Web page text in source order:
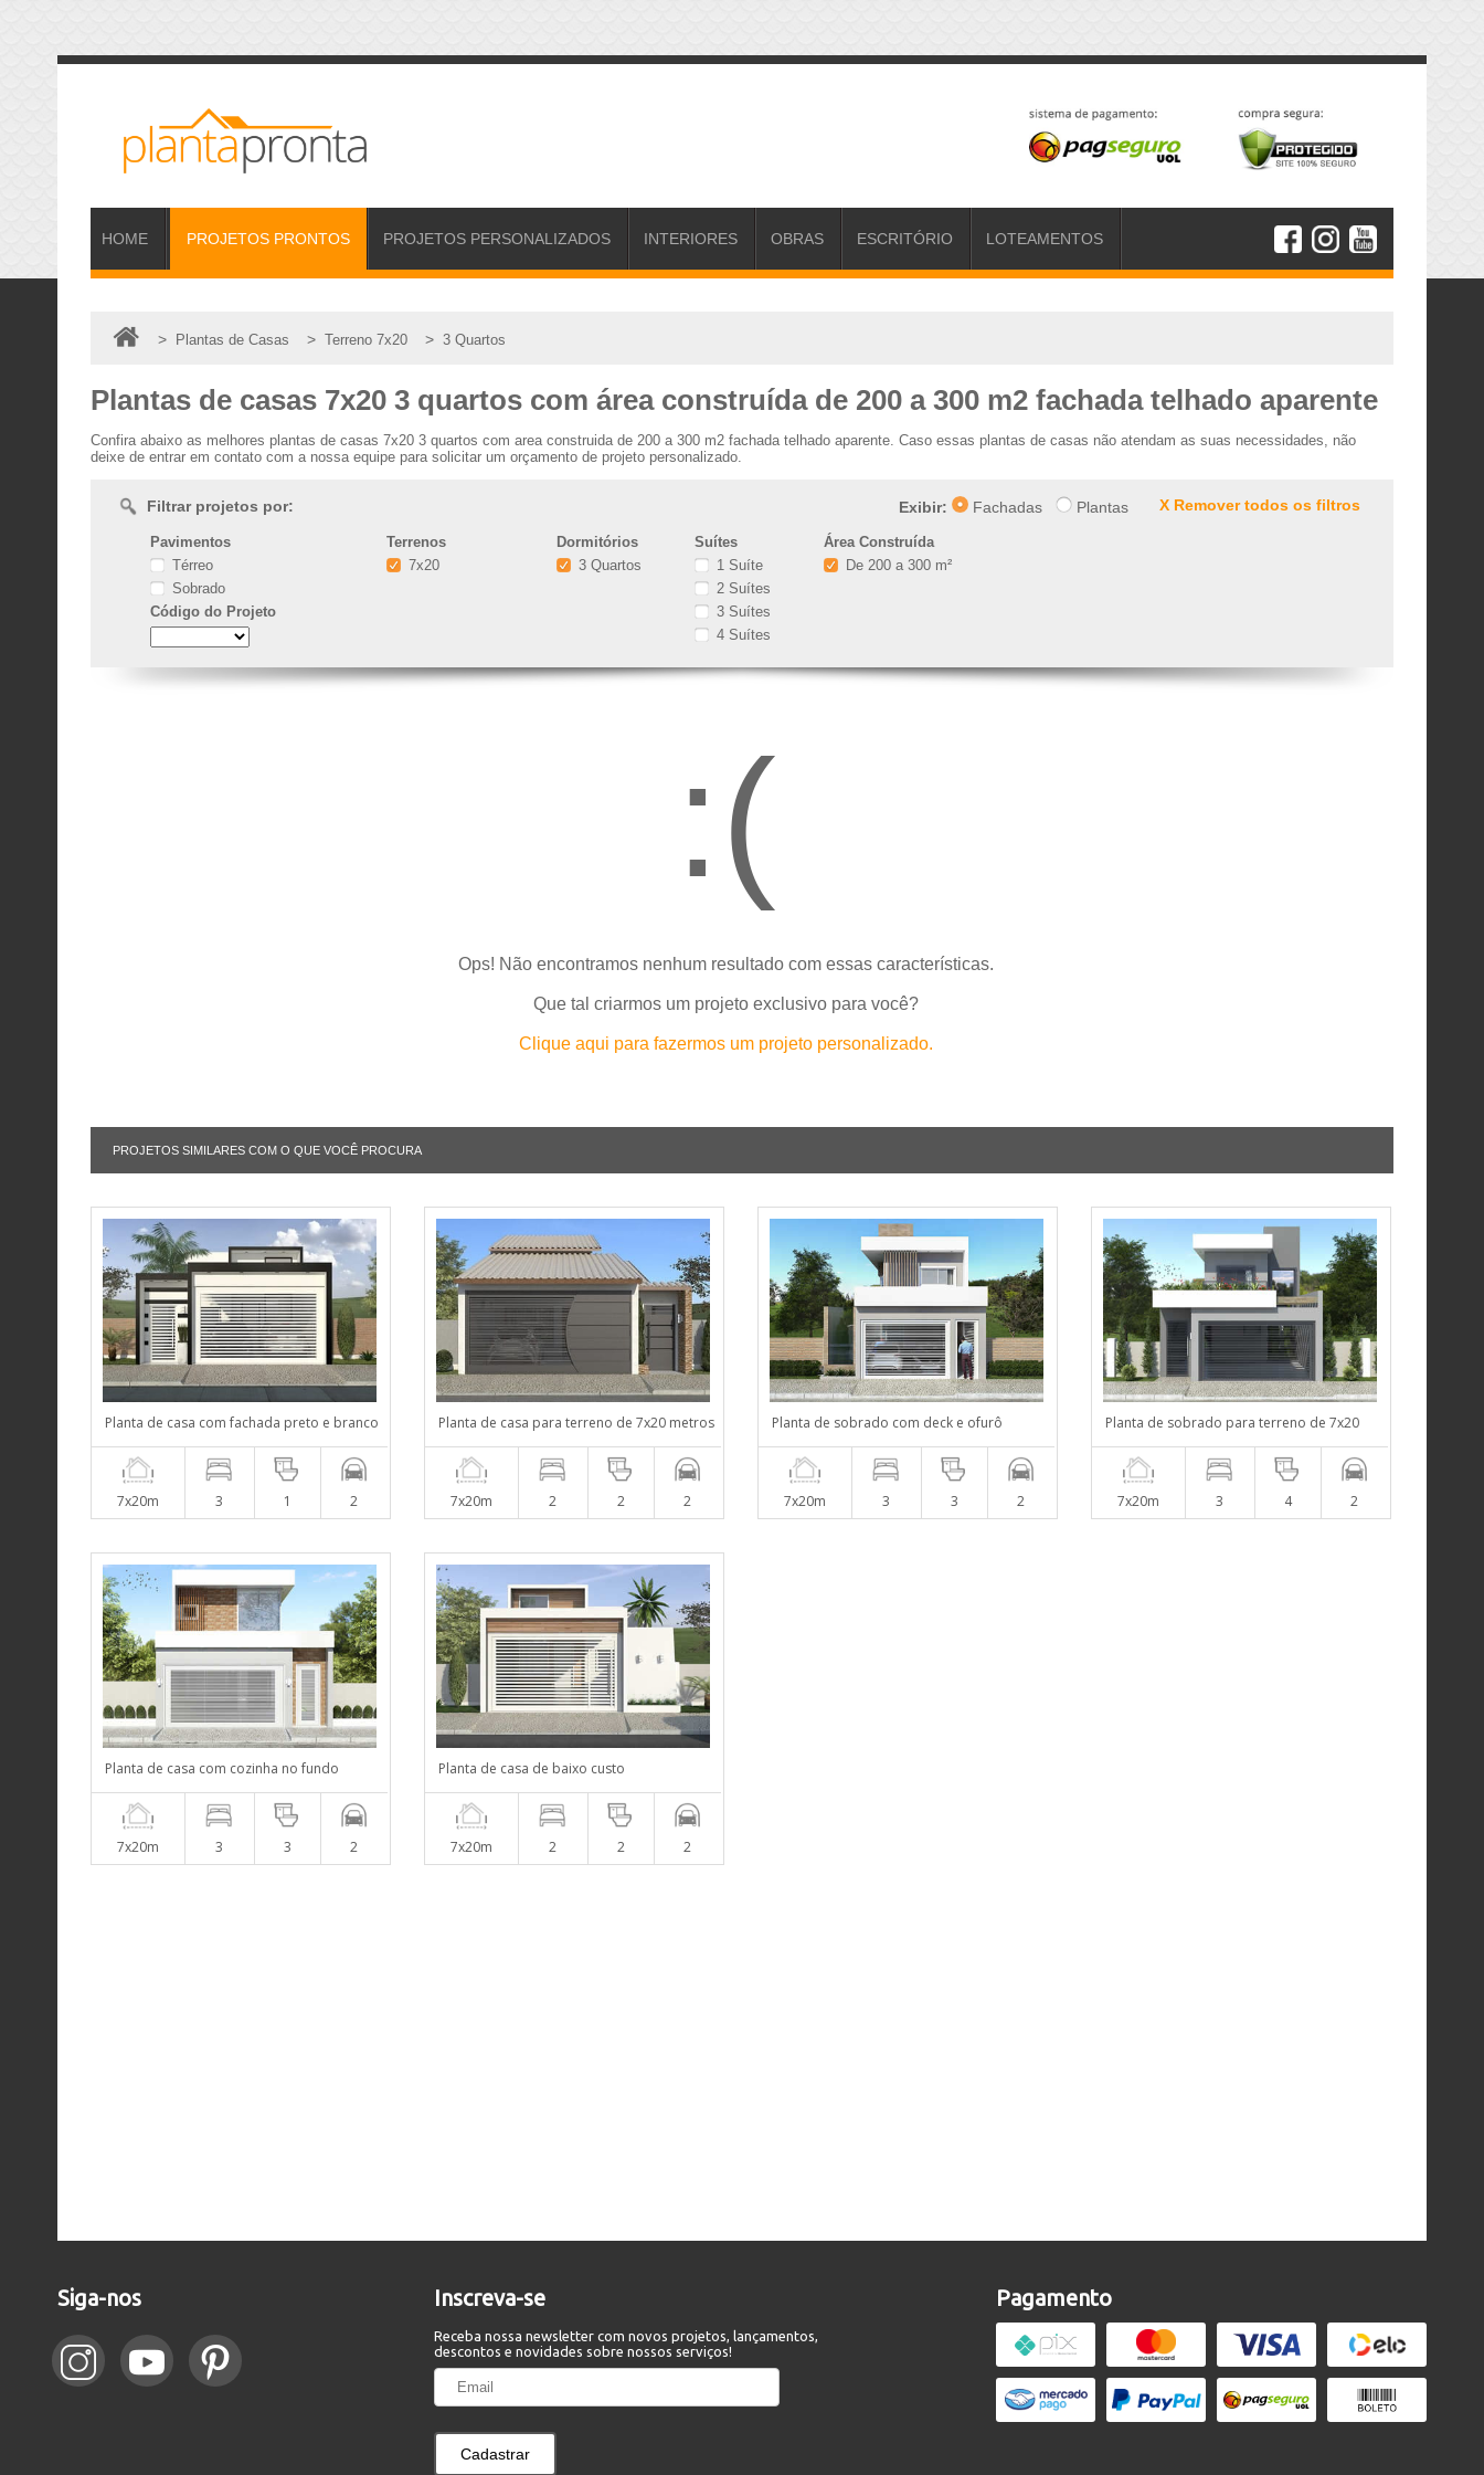
HOME PROJETOS PRONTOS PROJETOS PERSONALIZADOS INTERIORES OBRAS ESCRITÓRIO LOTEAMENTOS
> Plantas de Casas > Terreno 7x20 > 3 Quartos
Plantas de casas 7x20 3 quartos com área construída de 200 a 300 m2 fachada telhado aparente
Confira abaixo as melhores plantas de casas 7x20 3 quartos com area construida de 200 a 300 m2 fachada telhado aparente. Caso essas plantas de casas não atendam as suas necessidades, não
deixe de entrar em contato com a nossa equipe para solicitar um orçamento de projeto personalizado.
X Remover todos os filtros
Filtrar projetos por: Exibir: Fachadas Plantas
Pavimentos
Térreo
Sobrado
Código do Projeto
Terrenos
7x20
Dormitórios
3 Quartos
Suítes
1 Suíte
2 Suítes
3 Suítes
4 Suítes
Área Construída
De 200 a 300 m²
:(
Ops! Não encontramos nenhum resultado com essas características.
Que tal criarmos um projeto exclusivo para você?
Clique aqui para fazermos um projeto personalizado.
PROJETOS SIMILARES COM O QUE VOCÊ PROCURA
Planta de casa com fachada preto e branco
7x20m 3 1 2
Planta de casa para terreno de 7x20 metros
7x20m 2 2 2
Planta de sobrado com deck e ofurô
7x20m 3 3 2
Planta de sobrado para terreno de 7x20
7x20m 3 4 2
Planta de casa com cozinha no fundo
7x20m 3 3 2
Planta de casa de baixo custo
7x20m 2 2 2
Siga-nos Inscreva-se
Receba nossa newsletter com novos projetos, lançamentos,
descontos e novidades sobre nossos serviços!
Cadastrar
Pagamento